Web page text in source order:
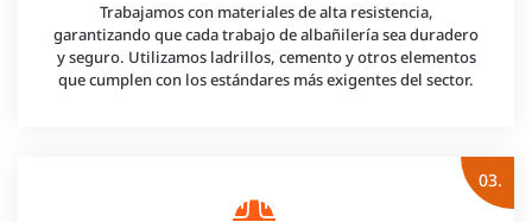
Trabajamos con materiales de alta resistencia,
garantizando que cada trabajo de albañilería sea duradero
y seguro. Utilizamos ladrillos, cemento y otros elementos
que cumplen con los estándares más exigentes del sector.
03.